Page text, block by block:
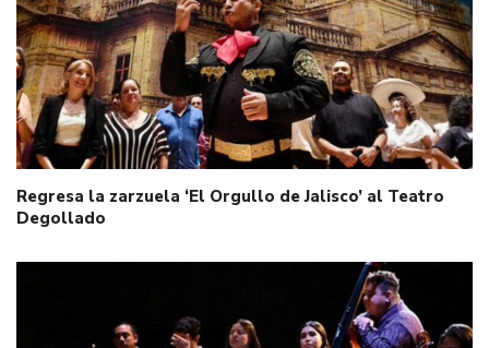
Regresa la zarzuela ‘El Orgullo de Jalisco’ al Teatro
Degollado